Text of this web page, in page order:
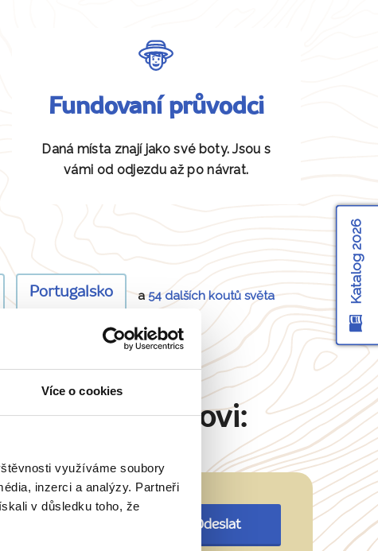
Více o cookies
využíváme soubory
inzerci a analýzy. Partneři
v důsledku toho, že
Fundovaní průvodci
Daná místa znají jako své boty. Jsou s
vámi od odjezdu až po návrat.
Portugalsko a54 dalších koutů světa
Šimkovi:
Odeslat
Katalog 2026